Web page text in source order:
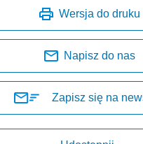
Wersja do druku
Napisz do nas
Zapisz się na